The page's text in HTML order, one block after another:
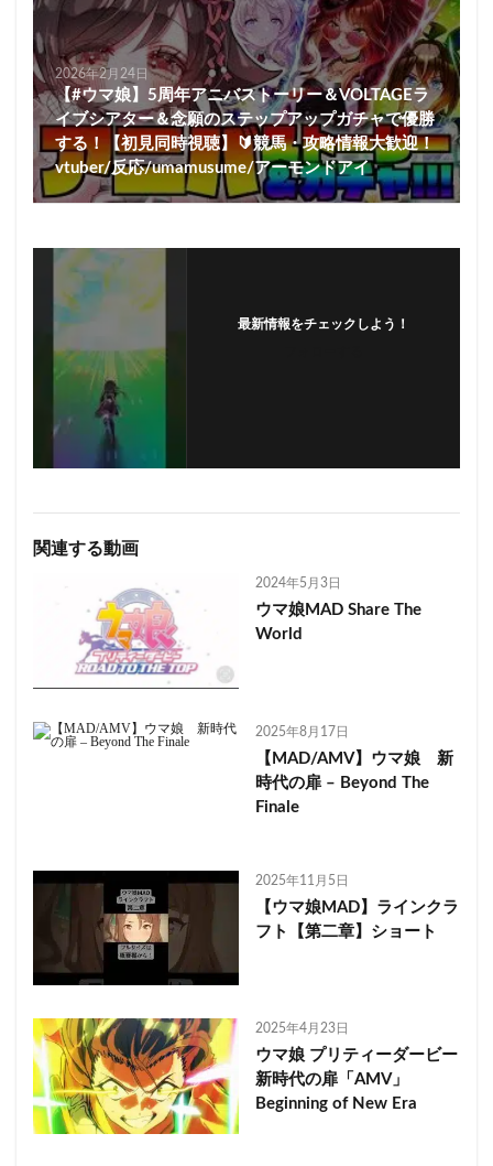
2026年2月24日
【#ウマ娘】5周年アニバストーリー＆VOLTAGEラ
イブシアター＆念願のステップアップガチャで優勝
する！【初見同時視聴】🔰競馬・攻略情報大歓迎！
vtuber/反応/umamusume/アーモンドアイ
最新情報をチェックしよう！
関連する動画
2024年5月3日
ウマ娘MAD Share The
World
2025年8月17日
【MAD/AMV】ウマ娘 新
時代の扉 – Beyond The
Finale
2025年11月5日
【ウマ娘MAD】ラインクラ
フト【第二章】ショート
2025年4月23日
ウマ娘 プリティーダービー
新時代の扉「AMV」
Beginning of New Era